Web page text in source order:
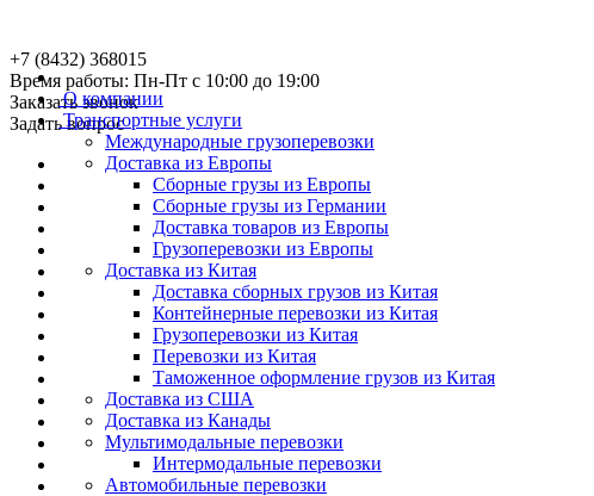
О компании
Транспортные услуги
Международные грузоперевозки
Доставка из Европы
Сборные грузы из Европы
Сборные грузы из Германии
Доставка товаров из Европы
Грузоперевозки из Европы
Доставка из Китая
Доставка сборных грузов из Китая
Контейнерные перевозки из Китая
Грузоперевозки из Китая
Перевозки из Китая
Таможенное оформление грузов из Китая
Доставка из США
Доставка из Канады
Мультимодальные перевозки
Интермодальные перевозки
Автомобильные перевозки
+7 (8432) 368015
Время работы: Пн-Пт с 10:00 до 19:00
Заказать звонок
Задать вопрос